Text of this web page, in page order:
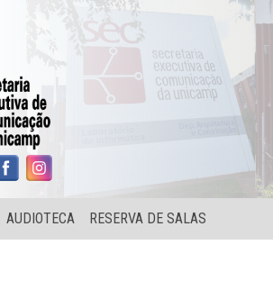
AUDIOTECA RESERVA DE SALAS